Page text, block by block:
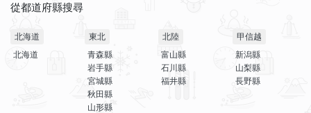
從都道府縣搜尋
北海道
北海道
東北
青森縣
岩手縣
宮城縣
秋田縣
山形縣
北陸
富山縣
石川縣
福井縣
甲信越
新潟縣
山梨縣
長野縣